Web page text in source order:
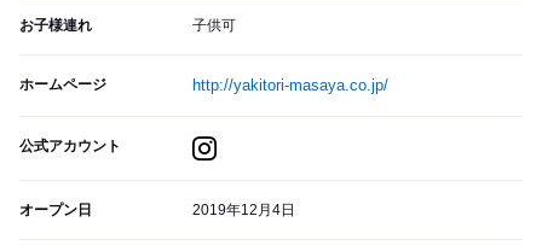
お子様連れ 子供可
ホームページ http://yakitori-masaya.co.jp/
公式アカウント
オープン日 2019年12月4日